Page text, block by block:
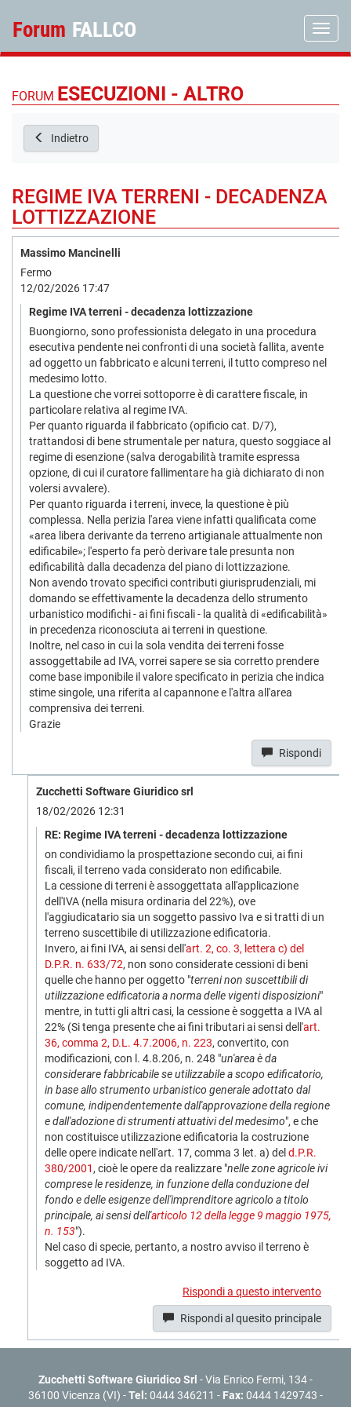
Forum FALLCO
FORUM ESECUZIONI - ALTRO
Indietro
REGIME IVA TERRENI - DECADENZA
LOTTIZZAZIONE
Massimo Mancinelli
Fermo
12/02/2026 17:47
Regime IVA terreni - decadenza lottizzazione
Buongiorno, sono professionista delegato in una procedura
esecutiva pendente nei confronti di una società fallita, avente
ad oggetto un fabbricato e alcuni terreni, il tutto compreso nel
medesimo lotto.
La questione che vorrei sottoporre è di carattere fiscale, in
particolare relativa al regime IVA.
Per quanto riguarda il fabbricato (opificio cat. D/7),
trattandosi di bene strumentale per natura, questo soggiace al
regime di esenzione (salva derogabilità tramite espressa
opzione, di cui il curatore fallimentare ha già dichiarato di non
volersi avvalere).
Per quanto riguarda i terreni, invece, la questione è più
complessa. Nella perizia l'area viene infatti qualificata come
«area libera derivante da terreno artigianale attualmente non
edificabile»; l'esperto fa però derivare tale presunta non
edificabilità dalla decadenza del piano di lottizzazione.
Non avendo trovato specifici contributi giurisprudenziali, mi
domando se effettivamente la decadenza dello strumento
urbanistico modifichi - ai fini fiscali - la qualità di «edificabilità»
in precedenza riconosciuta ai terreni in questione.
Inoltre, nel caso in cui la sola vendita dei terreni fosse
assoggettabile ad IVA, vorrei sapere se sia corretto prendere
come base imponibile il valore specificato in perizia che indica
stime singole, una riferita al capannone e l'altra all'area
comprensiva dei terreni.
Grazie
Rispondi
Zucchetti Software Giuridico srl
18/02/2026 12:31
RE: Regime IVA terreni - decadenza lottizzazione
on condividiamo la prospettazione secondo cui, ai fini
fiscali, il terreno vada considerato non edificabile.
La cessione di terreni è assoggettata all'applicazione
dell'IVA (nella misura ordinaria del 22%), ove
l'aggiudicatario sia un soggetto passivo Iva e si tratti di un
terreno suscettibile di utilizzazione edificatoria.
Invero, ai fini IVA, ai sensi dell'art. 2, co. 3, lettera c) del
D.P.R. n. 633/72, non sono considerate cessioni di beni
quelle che hanno per oggetto "terreni non suscettibili di
utilizzazione edificatoria a norma delle vigenti disposizioni"
mentre, in tutti gli altri casi, la cessione è soggetta a IVA al
22% (Si tenga presente che ai fini tributari ai sensi dell'art.
36, comma 2, D.L. 4.7.2006, n. 223, convertito, con
modificazioni, con l. 4.8.206, n. 248 "un'area è da
considerare fabbricabile se utilizzabile a scopo edificatorio,
in base allo strumento urbanistico generale adottato dal
comune, indipendentemente dall'approvazione della regione
e dall'adozione di strumenti attuativi del medesimo", e che
non costituisce utilizzazione edificatoria la costruzione
delle opere indicate nell'art. 17, comma 3 let. a) del d.P.R.
380/2001 , cioè le opere da realizzare "nelle zone agricole ivi
comprese le residenze, in funzione della conduzione del
fondo e delle esigenze dell'imprenditore agricolo a titolo
principale, ai sensi dell'articolo 12 della legge 9 maggio 1975,
n. 153").
Nel caso di specie, pertanto, a nostro avviso il terreno è
soggetto ad IVA.
Rispondi a questo intervento
Rispondi al quesito principale
Zucchetti Software Giuridico Srl - Via Enrico Fermi, 134 -
36100 Vicenza (VI) -Tel: 0444 346211 - Fax: 0444 1429743 -